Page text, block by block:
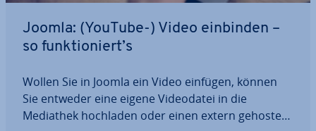
Joomla: (YouTube-) Video einbinden –
so funk­tio­niert’s
Wollen Sie in Joomla ein Video einfügen, können
Sie entweder eine eigene Vi­deo­da­tei in die
Mediathek hochladen oder einen extern ge­hos­te­